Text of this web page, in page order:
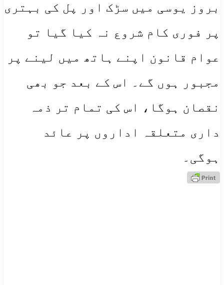
بروز یوسی میں سڑک اور پل کی بہتری
پر فوری کام شروع نہ کیا گیا تو
عوام قانون اپنے ہاتھ میں لینے پر
مجبور ہوں گے۔ اس کے بعد جو بھی
نقصان ہوگا، اس کی تمام تر ذمہ
داری متعلقہ اداروں پر عائد
ہوگی۔